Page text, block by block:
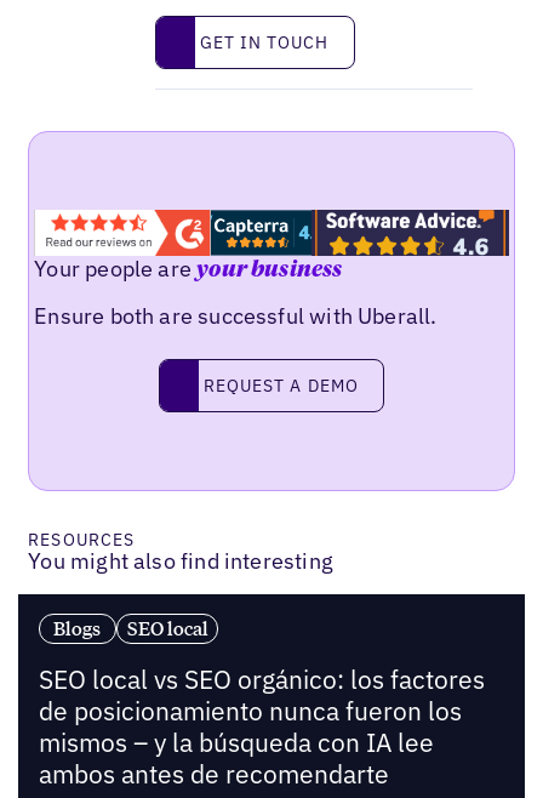
Get in touch
GET IN TOUCH
Your people areyour business
Ensure both are successful with Uberall.
Request a demo
REQUEST A DEMO
RESOURCES
You might also find interesting
Blogs SEO local
SEO local vs SEO orgánico: los factores
de posicionamiento nunca fueron los
mismos – y la búsqueda con IA lee
ambos antes de recomendarte